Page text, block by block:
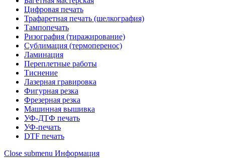
Цифровая печать
Трафаретная печать (шелкография)
Тампопечать
Ризография (тиражирование)
Сублимация (термоперенос)
Ламинация
Переплетные работы
Тиснение
Лазерная гравировка
Фигурная резка
Фрезерная резка
Машинная вышивка
УФ-ДТФ печать
УФ-печать
DTF печать
Close submenu Информация